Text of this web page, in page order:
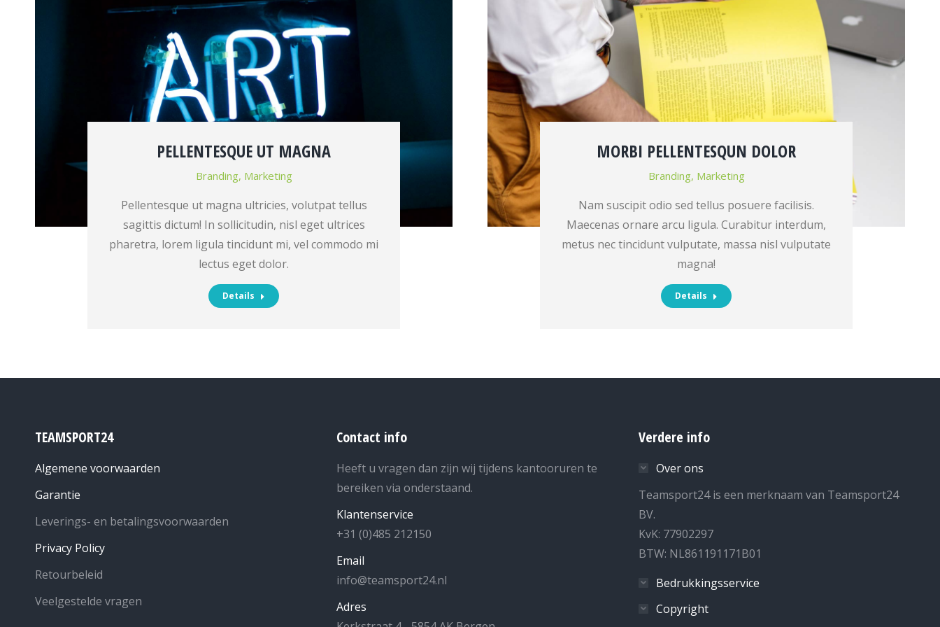
PELLENTESQUE UT MAGNA
Branding, Marketing
Pellentesque ut magna ultricies, volutpat tellus
sagittis dictum! In sollicitudin, nisl eget ultrices
pharetra, lorem ligula tincidunt mi, vel commodo mi
lectus eget dolor.
Details
MORBI PELLENTESQUN DOLOR
Branding, Marketing
Nam suscipit odio sed tellus posuere facilisis.
Maecenas ornare arcu ligula. Curabitur interdum,
metus nec tincidunt vulputate, massa nisl vulputate
magna!
Details
TEAMSPORT24
Algemene voorwaarden
Garantie
Leverings- en betalingsvoorwaarden
Privacy Policy
Retourbeleid
Veelgestelde vragen
Contact info
Heeft u vragen dan zijn wij tijdens kantooruren te
bereiken via onderstaand.
Klantenservice
+31 (0)485 212150
Email
info@teamsport24.nl
Adres
Verdere info
Over ons
Teamsport24 is een merknaam van Teamsport24
BV.
KvK: 77902297
BTW: NL861191171B01
Bedrukkingsservice
Copyright